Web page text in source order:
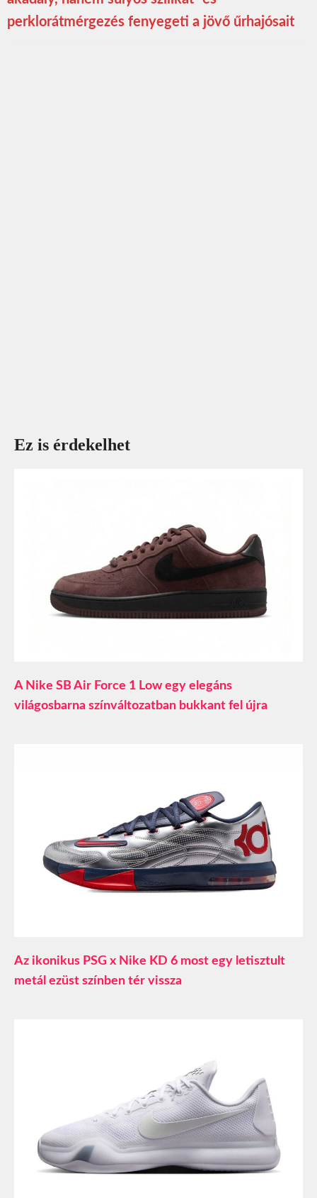
perklorátmérgezés fenyegeti a jövő űrhajósait
Ez is érdekelhet
A Nike SB Air Force 1 Low egy elegáns
világosbarna színváltozatban bukkant fel újra
Az ikonikus PSG x Nike KD 6 most egy letisztult
metál ezüst színben tér vissza